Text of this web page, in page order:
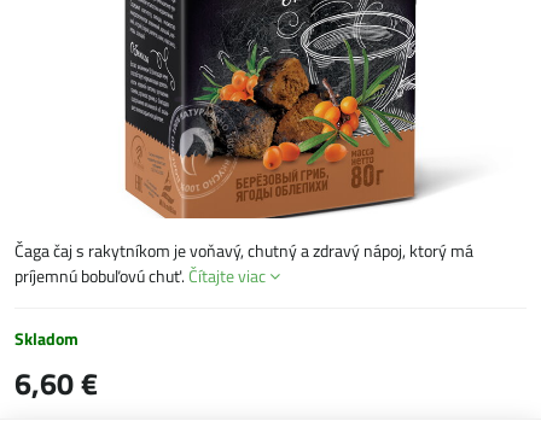
Čaga čaj s rakytníkom je voňavý, chutný a zdravý nápoj, ktorý má
príjemnú bobuľovú chuť.Čítajte viac
Skladom
6,60 €